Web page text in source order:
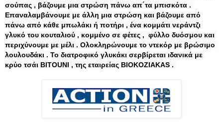
σούπας , βάζουμε μια στρώση πάνω απ΄τα μπισκότα .
Επαναλαμβάνουμε με άλλη μια στρώση και βάζουμε από
πάνω από κάθε μπωλάκι ή ποτήρι , ένα κομμάτι νεράντζι
γλυκό του κουταλιού , κομμένο σε φέτες ,  φύλλο δυόσμου και
περιχύνουμε με μέλι . Ολοκληρώνουμε το ντεκόρ με βρώσιμο
λουλουδάκι . Το διατροφικό γλυκάκι σερβίρεται ιδανικά με
κρύο τσάι BITOUNI , της εταιρείας BIOKOZIAKAS .